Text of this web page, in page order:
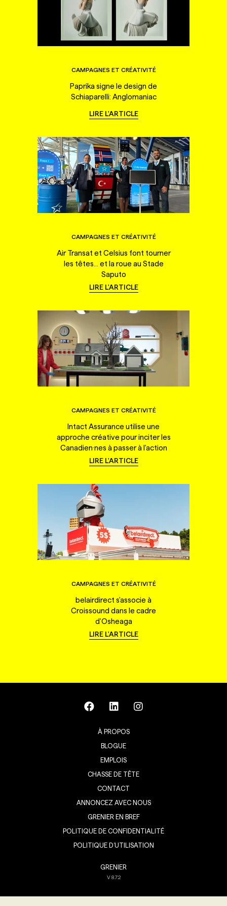
CAMPAGNES ET CRÉATIVITÉ
Paprika signe le design de
Schiaparelli: Anglomaniac
LIRE L'ARTICLE
CAMPAGNES ET CRÉATIVITÉ
Air Transat et Celsius font tourner
les têtes... et la roue au Stade
Saputo
LIRE L'ARTICLE
CAMPAGNES ET CRÉATIVITÉ
Intact Assurance utilise une
approche créative pour inciter les
Canadien·nes à passer à l'action
LIRE L'ARTICLE
CAMPAGNES ET CRÉATIVITÉ
belairdirect s'associe à
Croissound dans le cadre
d'Osheaga
LIRE L'ARTICLE
À PROPOS
BLOGUE
EMPLOIS
CHASSE DE TÊTE
CONTACT
ANNONCEZ AVEC NOUS
GRENIER EN BREF
POLITIQUE DE CONFIDENTIALITÉ
POLITIQUE D’UTILISATION
GRENIER
V8.7.2